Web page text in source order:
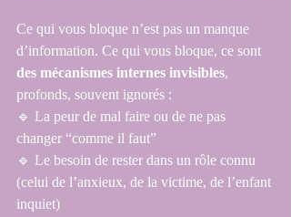
Ce qui vous bloque n’est pas un manque
d’information. Ce qui vous bloque, ce sont
des mécanismes internes invisibles,
profonds, souvent ignorés :
🔹 La peur de mal faire ou de ne pas
changer “comme il faut”
🔹 Le besoin de rester dans un rôle connu
(celui de l’anxieux, de la victime, de l’enfant
inquiet)